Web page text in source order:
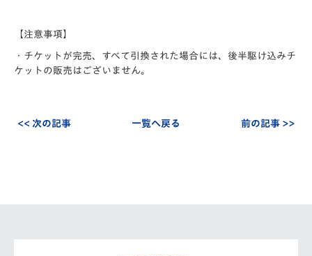
【注意事項】
・チケットが完売、すべて引換された場合には、後半駆け込みチ
ケットの販売はございません。
<< 次の記事 一覧へ戻る 前の記事 >>